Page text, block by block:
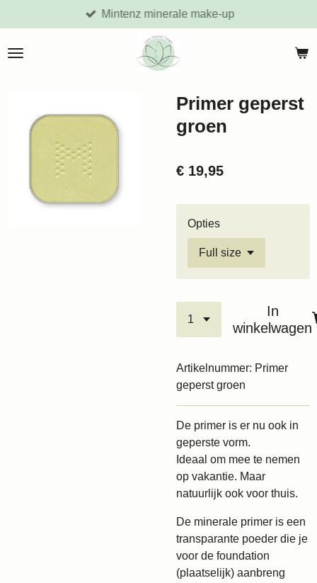
direct
naar
Mintenz minerale make-up
Primer geperst
groen
€ 19,95
Opties
In
winkelwagen
Artikelnummer: Primer
geperst groen
De primer is er nu ook in
geperste vorm.
Ideaal om mee te nemen
op vakantie. Maar
natuurlijk ook voor thuis.
De minerale primer is een
transparante poeder die je
voor de foundation
(plaatselijk) aanbreng